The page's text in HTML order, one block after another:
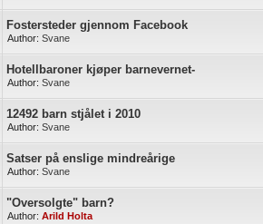
Fostersteder gjennom Facebook
Author: Svane
Hotellbaroner kjøper barnevernet-
Author: Svane
12492 barn stjålet i 2010
Author: Svane
Satser på enslige mindreårige
Author: Svane
"Oversolgte" barn?
Author: Arild Holta